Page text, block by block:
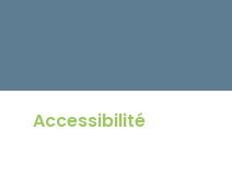
Accessibilité